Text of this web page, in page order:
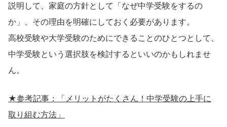
説明して、家庭の方針として「なぜ中学受験をするの
か」、その理由を明確にしておく必要があります。
高校受験や大学受験のためにできることのひとつとして、
中学受験という選択肢を検討するといいのかもしれませ
ん。
★参考記事：「メリットがたくさん！中学受験の上手に
取り組む方法」